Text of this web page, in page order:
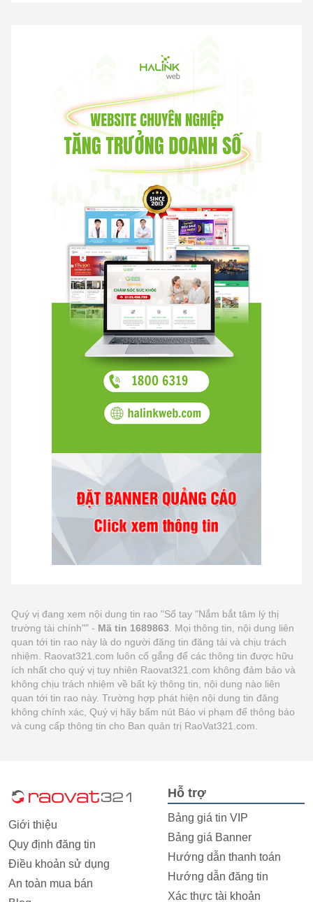
Quý vị đang xem nội dung tin rao "Sổ tay "Nắm bắt tâm lý thị
trường tài chính"" - Mã tin 1689863 . Mọi thông tin, nội dung liên
quan tới tin rao này là do người đăng tin đăng tải và chịu trách
nhiệm. Raovat321.com luôn cố gắng để các thông tin được hữu
ích nhất cho quý vị tuy nhiên Raovat321.com không đảm bảo và
không chịu trách nhiệm về bất kỳ thông tin, nội dung nào liên
quan tới tin rao này. Trường hợp phát hiện nội dung tin đăng
không chính xác, Quý vị hãy bấm nút Báo vi phạm để thông báo
và cung cấp thông tin cho Ban quản trị RaoVat321.com.
Giới thiệu
Quy định đăng tin
Điều khoản sử dụng
An toàn mua bán
Hỗ trợ
Bảng giá tin VIP
Bảng giá Banner
Hướng dẫn thanh toán
Hướng dẫn đăng tin
Xác thực tài khoản